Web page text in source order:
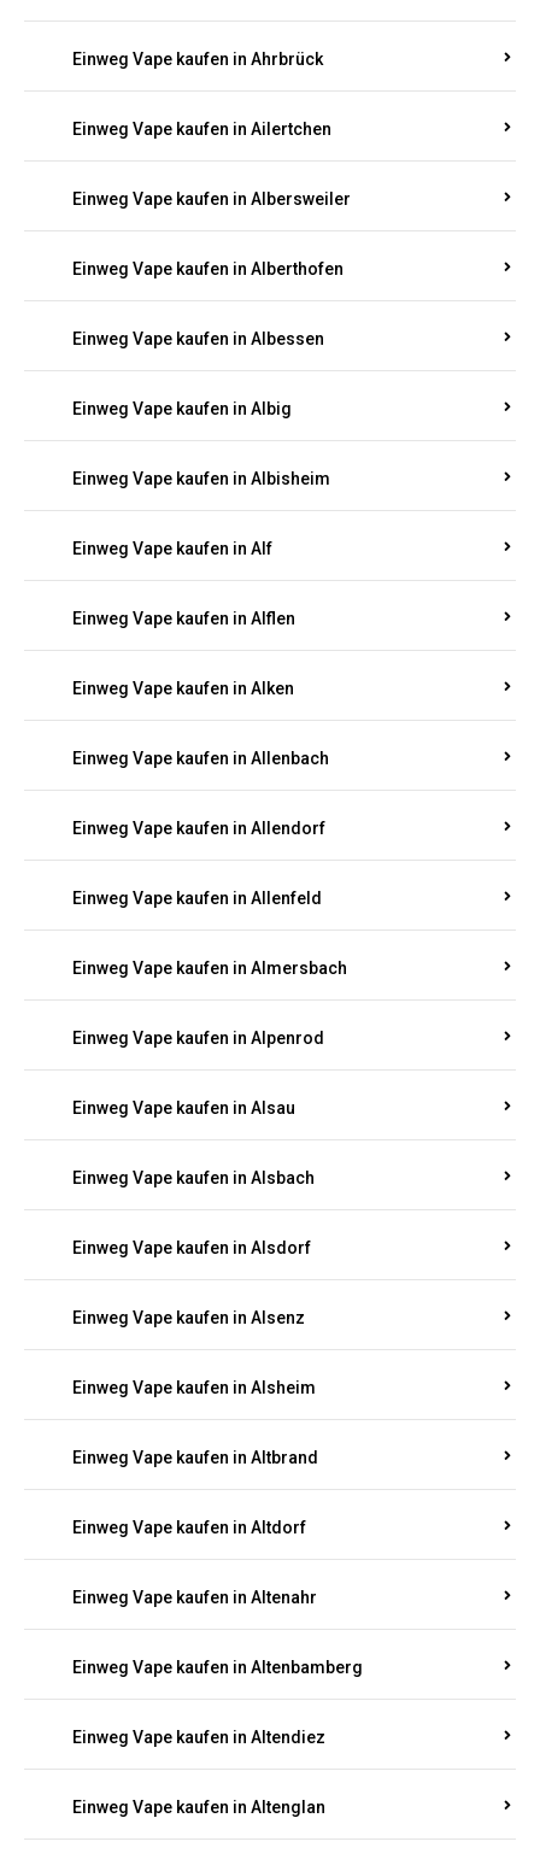
Einweg Vape kaufen in Ahrbrück
Einweg Vape kaufen in Ailertchen
Einweg Vape kaufen in Albersweiler
Einweg Vape kaufen in Alberthofen
Einweg Vape kaufen in Albessen
Einweg Vape kaufen in Albig
Einweg Vape kaufen in Albisheim
Einweg Vape kaufen in Alf
Einweg Vape kaufen in Alflen
Einweg Vape kaufen in Alken
Einweg Vape kaufen in Allenbach
Einweg Vape kaufen in Allendorf
Einweg Vape kaufen in Allenfeld
Einweg Vape kaufen in Almersbach
Einweg Vape kaufen in Alpenrod
Einweg Vape kaufen in Alsau
Einweg Vape kaufen in Alsbach
Einweg Vape kaufen in Alsdorf
Einweg Vape kaufen in Alsenz
Einweg Vape kaufen in Alsheim
Einweg Vape kaufen in Altbrand
Einweg Vape kaufen in Altdorf
Einweg Vape kaufen in Altenahr
Einweg Vape kaufen in Altenbamberg
Einweg Vape kaufen in Altendiez
Einweg Vape kaufen in Altenglan